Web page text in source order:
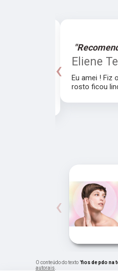
Eliene
Eu amei ! Fiz
rosto ficou
‹
‹
O conteúdo do texto "fios de pdo na
autorais